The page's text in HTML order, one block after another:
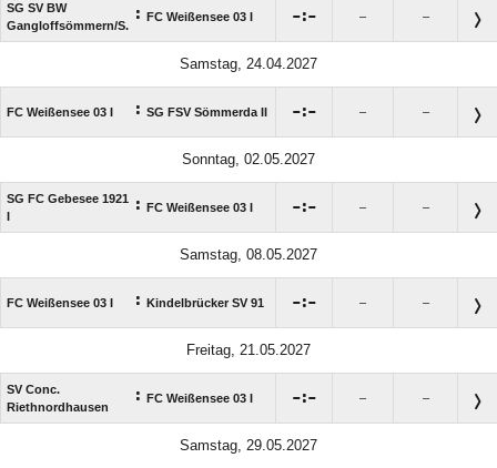
SG SV BW
Gangloffsömmern/​S.
: FC Weißensee 03 I : – –
Samstag, 24.04.2027
FC Weißensee 03 I : SG FSV Sömmerda II : – –
Sonntag, 02.05.2027
SG FC Gebesee 1921
: FC Weißensee 03 I : – –
Samstag, 08.05.2027
FC Weißensee 03 I : Kindelbrücker SV 91 : – –
Freitag, 21.05.2027
SV Conc.
Riethnordhausen
: FC Weißensee 03 I : – –
Samstag, 29.05.2027